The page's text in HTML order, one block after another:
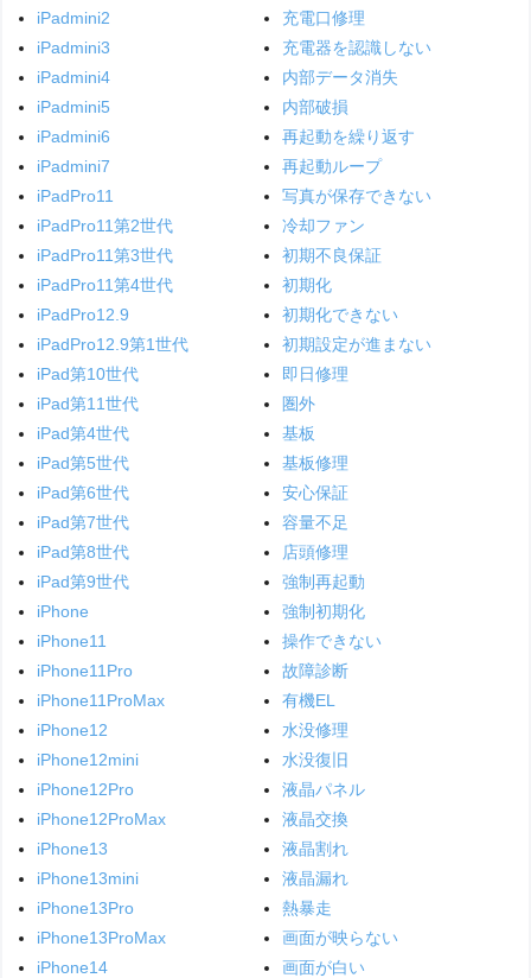
iPadmini2
iPadmini3
iPadmini4
iPadmini5
iPadmini6
iPadmini7
iPadPro11
iPadPro11第2世代
iPadPro11第3世代
iPadPro11第4世代
iPadPro12.9
iPadPro12.9第1世代
iPad第10世代
iPad第11世代
iPad第4世代
iPad第5世代
iPad第6世代
iPad第7世代
iPad第8世代
iPad第9世代
iPhone
iPhone11
iPhone11Pro
iPhone11ProMax
iPhone12
iPhone12mini
iPhone12Pro
iPhone12ProMax
iPhone13
iPhone13mini
iPhone13Pro
iPhone13ProMax
iPhone14
充電口修理
充電器を認識しない
内部データ消失
内部破損
再起動を繰り返す
再起動ループ
写真が保存できない
冷却ファン
初期不良保証
初期化
初期化できない
初期設定が進まない
即日修理
圏外
基板
基板修理
安心保証
容量不足
店頭修理
強制再起動
強制初期化
操作できない
故障診断
有機EL
水没修理
水没復旧
液晶パネル
液晶交換
液晶割れ
液晶漏れ
熱暴走
画面が映らない
画面が白い